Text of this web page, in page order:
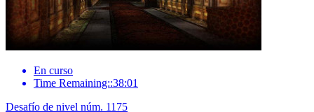
En curso
Time Remaining::38:01
Desafío de nivel núm. 1175